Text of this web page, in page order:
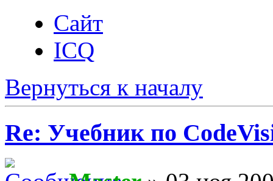
Сайт
ICQ
Вернуться к началу
Re: Учебник по